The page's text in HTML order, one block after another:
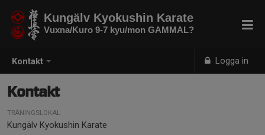
Kontakt Logga in
Kungälv Kyokushin Karate
Vuxna/Kuro 9-7 kyu/mon GAMMAL?
Kontakt
TRÄNINGSLOKAL
Kungälv Kyokushin Karate